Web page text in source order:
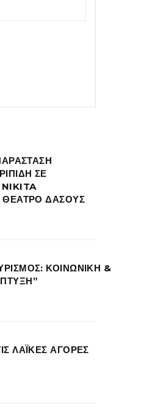
ΣΕ
ΘΕΑΤΡΟ ΔΑΣΟΥΣ
ΚΟΙΝΩΝΙΚΗ &
ΛΑΪΚΕΣ ΑΓΟΡΕΣ